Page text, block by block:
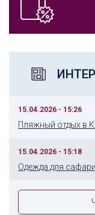
15.04.2026 - 15:26
Пляжный отдых в
15.04.2026 - 15:18
Одежда для сафари